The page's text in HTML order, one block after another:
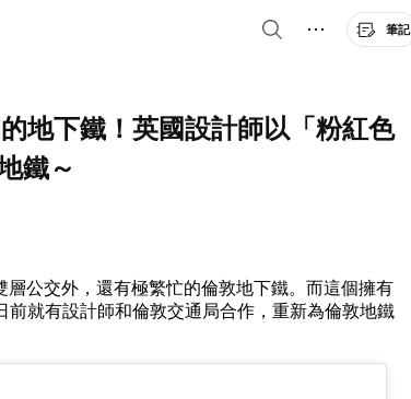
筆記
地下鐵！英國設計師以「粉紅色
鐵～
公交外，還有極繁忙的倫敦地下鐵。而這個擁有
前就有設計師和倫敦交通局合作，重新為倫敦地鐵